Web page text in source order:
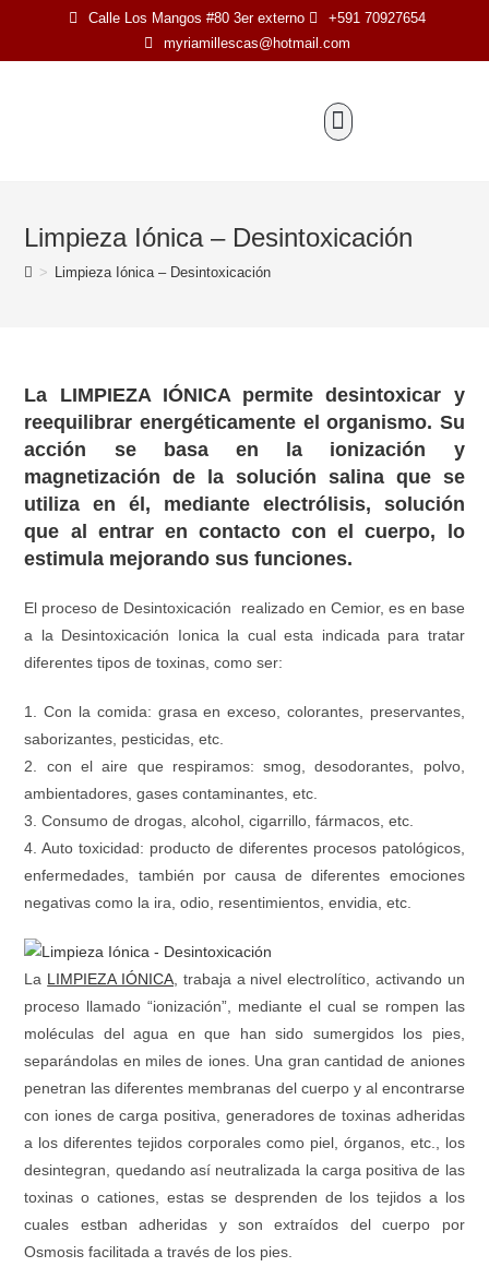
Calle Los Mangos #80 3er externo
+591 70927654
myriamillescas@hotmail.com
Limpieza Iónica – Desintoxicación
> Limpieza Iónica – Desintoxicación
La LIMPIEZA IÓNICA permite desintoxicar y
reequilibrar energéticamente el organismo. Su
acción se basa en la ionización y
magnetización de la solución salina que se
utiliza en él, mediante electrólisis, solución
que al entrar en contacto con el cuerpo, lo
estimula mejorando sus funciones.
El proceso de Desintoxicación realizado en Cemior, es en base
a la Desintoxicación Ionica la cual esta indicada para tratar
diferentes tipos de toxinas, como ser:
1. Con la comida: grasa en exceso, colorantes, preservantes,
saborizantes, pesticidas, etc.
2. con el aire que respiramos: smog, desodorantes, polvo,
ambientadores, gases contaminantes, etc.
3. Consumo de drogas, alcohol, cigarrillo, fármacos, etc.
4. Auto toxicidad: producto de diferentes procesos patológicos,
enfermedades, también por causa de diferentes emociones
negativas como la ira, odio, resentimientos, envidia, etc.
La LIMPIEZA IÓNICA, trabaja a nivel electrolítico, activando un
proceso llamado “ionización”, mediante el cual se rompen las
moléculas del agua en que han sido sumergidos los pies,
separándolas en miles de iones. Una gran cantidad de aniones
penetran las diferentes membranas del cuerpo y al encontrarse
con iones de carga positiva, generadores de toxinas adheridas
a los diferentes tejidos corporales como piel, órganos, etc., los
desintegran, quedando así neutralizada la carga positiva de las
toxinas o cationes, estas se desprenden de los tejidos a los
cuales estban adheridas y son extraídos del cuerpo por
Osmosis facilitada a través de los pies.